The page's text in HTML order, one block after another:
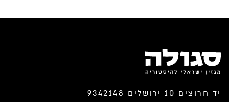
יד חרוצים 10 ירושלים 9342148